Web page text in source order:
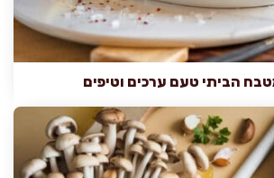
הביתי טעם ערכים וטיפים